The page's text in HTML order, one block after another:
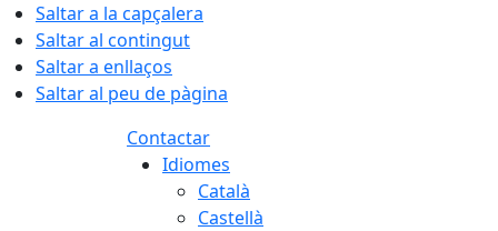
Saltar a la capçalera
Saltar al contingut
Saltar a enllaços
Saltar al peu de pàgina
Contactar
Idiomes
Català
Castellà